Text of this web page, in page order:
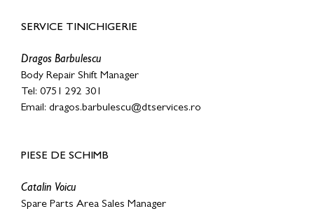
SERVICE TINICHIGERIE
Dragos Barbulescu
Body Repair Shift Manager
Tel: 0751 292 301
Email: dragos.barbulescu@dtservices.ro
PIESE DE SCHIMB
Catalin Voicu
Spare Parts Area Sales Manager